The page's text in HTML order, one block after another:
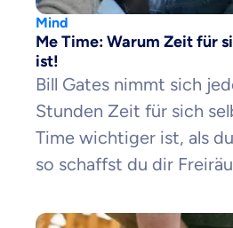
Mind
Me Time: Warum Zeit für
ist!
Bill Gates nimmt sich
Stunden Zeit für sich
Time wichtiger ist, als
so schaffst du dir